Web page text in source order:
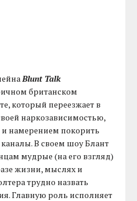
Blunt Talk
британском
который переезжает в
наркозависимостью,
намерением покорить
В своем шоу Блант
мудрые (на его взгляд)
жизни, мыслях и
трудно назвать
Главную роль исполняет